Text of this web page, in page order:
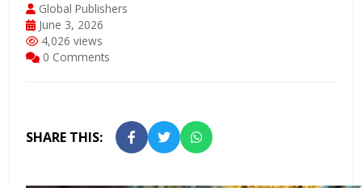
Global Publishers
June 3, 2026
4,026 views
0 Comments
SHARE THIS: